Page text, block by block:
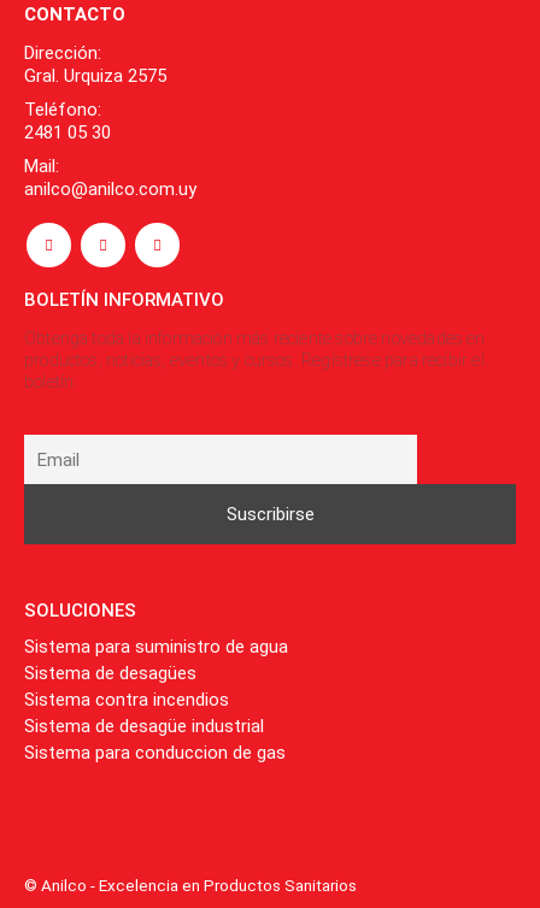
CONTACTO
Dirección:
Gral. Urquiza 2575
Teléfono:
2481 05 30
Mail:
anilco@anilco.com.uy
BOLETÍN INFORMATIVO
Obtenga toda la información más reciente sobre novedades en
productos, noticias, eventos y cursos. Regístrese para recibir el
boletín.
SOLUCIONES
Sistema para suministro de agua
Sistema de desagües
Sistema contra incendios
Sistema de desagüe industrial
Sistema para conduccion de gas
© Anilco - Excelencia en Productos Sanitarios